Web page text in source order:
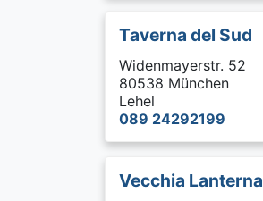
Taverna del Sud
Widenmayerstr. 52
80538 München
Lehel
089 24292199
Vecchia Lanterna